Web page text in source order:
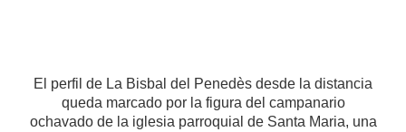
El perfil de La Bisbal del Penedès desde la distancia
queda marcado por la figura del campanario
ochavado de la iglesia parroquial de Santa Maria, una